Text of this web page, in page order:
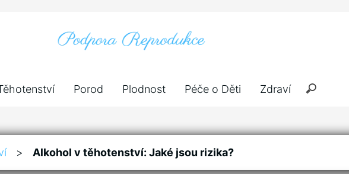
Porod Plodnost Péče o Děti Zdraví
> Alkohol v těhotenství: Jaké jsou rizika?